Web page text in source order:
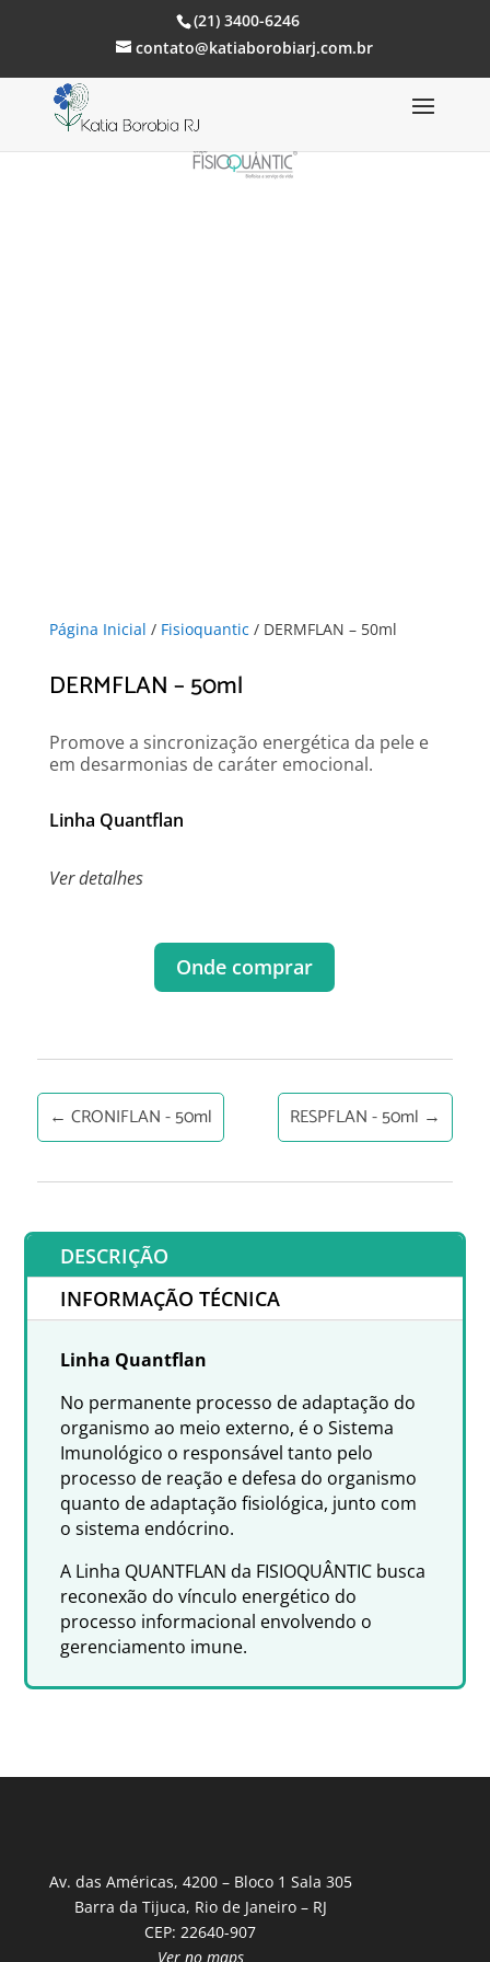
(21) 3400-6246
contato@katiaborobiarj.com.br
Página Inicial / Fisioquantic / DERMFLAN – 50ml
DERMFLAN – 50ml
Promove a sincronização energética da pele e
em desarmonias de caráter emocional.
Linha Quantflan
Ver detalhes
Onde comprar
← CRONIFLAN - 50ml RESPFLAN - 50ml →
DESCRIÇÃO
INFORMAÇÃO TÉCNICA
Linha Quantflan
No permanente processo de adaptação do
organismo ao meio externo, é o Sistema
Imunológico o responsável tanto pelo
processo de reação e defesa do organismo
quanto de adaptação fisiológica, junto com
o sistema endócrino.
A Linha QUANTFLAN da FISIOQUÂNTIC busca
reconexão do vínculo energético do
processo informacional envolvendo o
gerenciamento imune.
Av. das Américas, 4200 – Bloco 1 Sala 305
Barra da Tijuca, Rio de Janeiro – RJ
CEP: 22640-907
Ver no maps